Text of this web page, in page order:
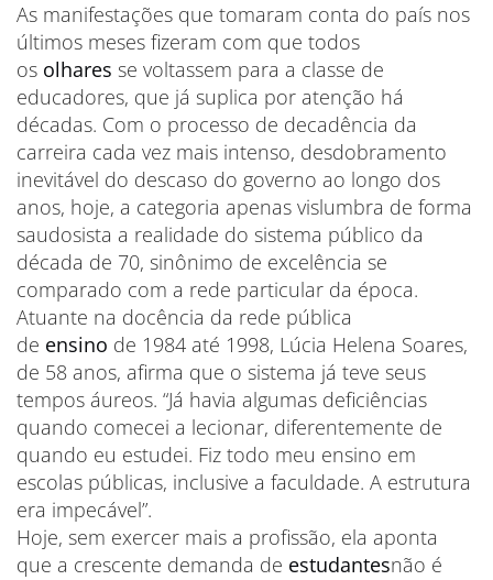
As manifestações que tomaram conta do país nos
últimos meses fizeram com que todos
os olhares se voltassem para a classe de
educadores, que já suplica por atenção há
décadas. Com o processo de decadência da
carreira cada vez mais intenso, desdobramento
inevitável do descaso do governo ao longo dos
anos, hoje, a categoria apenas vislumbra de forma
saudosista a realidade do sistema público da
década de 70, sinônimo de excelência se
comparado com a rede particular da época.
Atuante na docência da rede pública
de ensino de 1984 até 1998, Lúcia Helena Soares,
de 58 anos, afirma que o sistema já teve seus
tempos áureos. “Já havia algumas deficiências
quando comecei a lecionar, diferentemente de
quando eu estudei. Fiz todo meu ensino em
escolas públicas, inclusive a faculdade. A estrutura
era impecável”.
Hoje, sem exercer mais a profissão, ela aponta
que a crescente demanda de estudantesnão é